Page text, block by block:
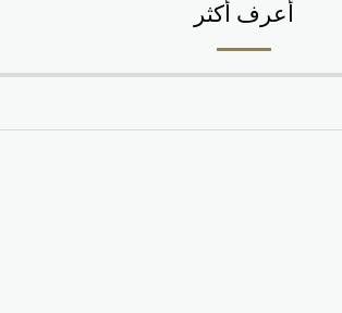
أعرف أكثر